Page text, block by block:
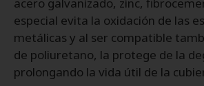
acero galvanizado, zinc,
especial evita la oxidación de las
metálicas y al ser compatible
de poliuretano, la protege de la
prolongando la vida útil de la